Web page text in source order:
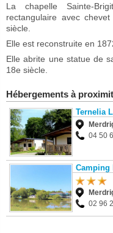
La chapelle Sainte-
rectangulaire avec
siècle.
Elle est reconstruite en
Elle abrite une statue de
18e siècle.
Hébergements à
Ternelia
04 50
Camping
02 96